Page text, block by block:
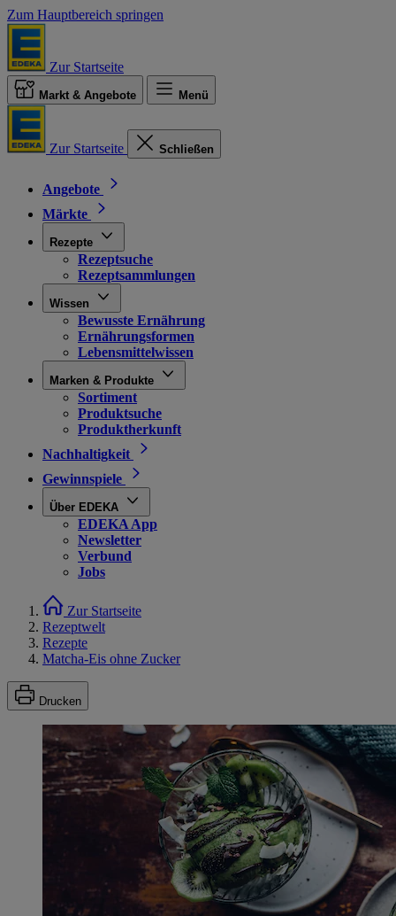
Zum Hauptbereich springen
Zur Startseite
Markt & Angebote Menü
Zur Startseite Schließen
Angebote
Märkte
Rezepte
Rezeptsuche
Rezeptsammlungen
Wissen
Bewusste Ernährung
Ernährungsformen
Lebensmittelwissen
Marken & Produkte
Sortiment
Produktsuche
Produktherkunft
Nachhaltigkeit
Gewinnspiele
Über EDEKA
EDEKA App
Newsletter
Verbund
Jobs
Zur Startseite
Rezeptwelt
Rezepte
Matcha-Eis ohne Zucker
Drucken